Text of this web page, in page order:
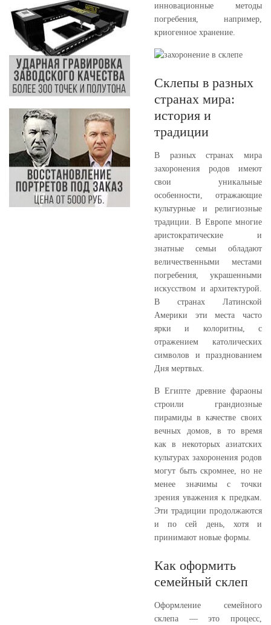
инновационные методы
погребения, например,
криогенное хранение.
Склепы в разных
странах мира:
история и
традиции
В разных странах мира
захоронения родов имеют
свои уникальные
особенности, отражающие
культурные и религиозные
традиции. В Европе многие
аристократические и
знатные семьи обладают
величественными местами
погребения, украшенными
искусством и архитектурой.
В странах Латинской
Америки эти места часто
ярки и колоритны, с
отражением католических
символов и празднованием
Дня мертвых.
В Египте древние фараоны
строили грандиозные
пирамиды в качестве своих
вечных домов, в то время
как в некоторых азиатских
культурах захоронения родов
могут быть скромнее, но не
менее значимы с точки
зрения уважения к предкам.
Эти традиции продолжаются
и по сей день, хотя и
принимают новые формы.
Как оформить
семейный склеп
Оформление семейного
склепа — это процесс,